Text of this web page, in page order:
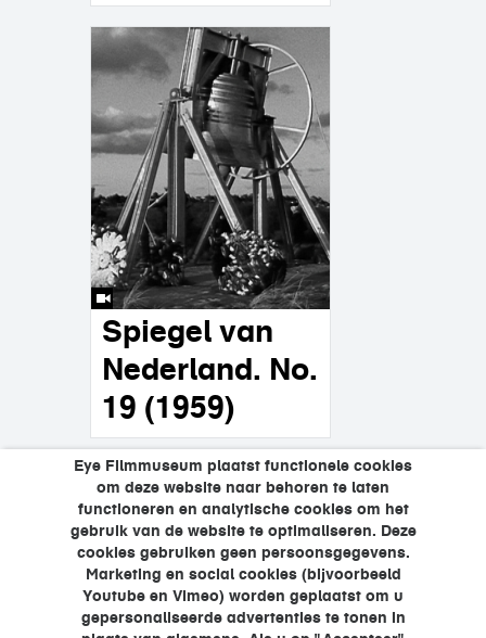
Eye Filmmuseum plaatst functionele cookies
om deze website naar behoren te laten
functioneren en analytische cookies om het
gebruik van de website te optimaliseren. Deze
cookies gebruiken geen persoonsgegevens.
Marketing en social cookies (bijvoorbeeld
Youtube en Vimeo) worden geplaatst om u
gepersonaliseerde advertenties te tonen in
Spiegel van
Nederland. No.
19 (1959)
pagina's
1 2 3 4
5
6
7 8 9 …